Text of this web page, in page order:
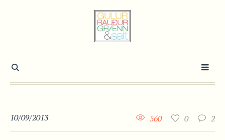
10/09/2013 2
0
560